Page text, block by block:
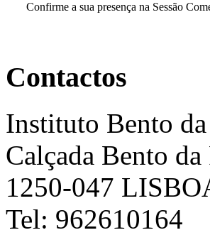
Confirme a sua presença na Sessão
Contactos
Instituto Bento
Calçada Bento
1250-047
Tel: 962610164